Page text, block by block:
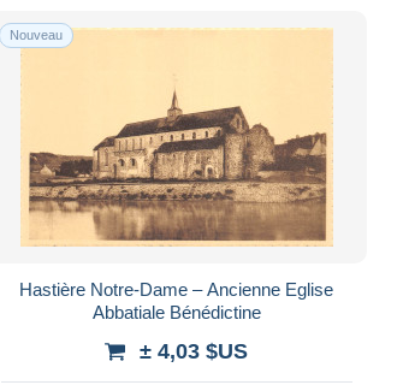
Nouveau
Hastière Notre-Dame – Ancienne Eglise
Abbatiale Bénédictine
± 4,03 $US